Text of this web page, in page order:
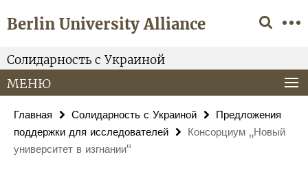
direkt
Inhalt
Berlin University Alliance
Сервисная
навигация
Солидарность с Украиной
MEНЮ
Главная Солидарность с Украиной
Предложения
поддержки для исследователей
Консорциум „Новый
университет в изгнании“